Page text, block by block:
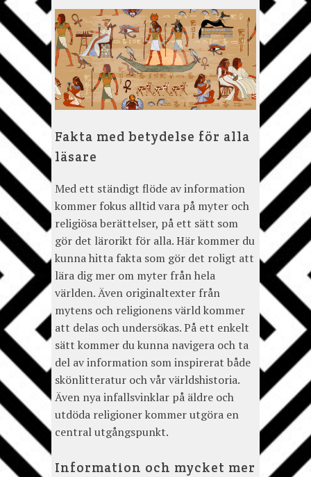
Fakta med betydelse för alla
läsare
Med ett ständigt flöde av information
kommer fokus alltid vara på myter och
religiösa berättelser, på ett sätt som
gör det lärorikt för alla. Här kommer du
kunna hitta fakta som gör det roligt att
lära dig mer om myter från hela
världen. Även originaltexter från
mytens och religionens värld kommer
att delas och undersökas. På ett enkelt
sätt kommer du kunna navigera och ta
del av information som inspirerat både
skönlitteratur och vår världshistoria.
Även nya infallsvinklar på äldre och
utdöda religioner kommer utgöra en
central utgångspunkt.
Information och mycket mer